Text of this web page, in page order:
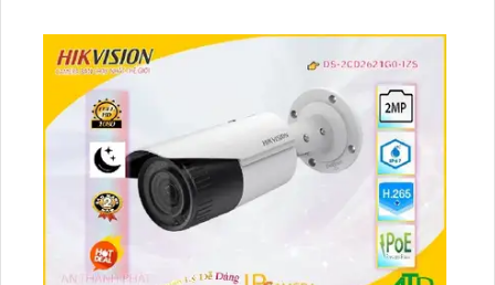
khoảng cách giám sát lên đến 20m. Được thiết kế
theo chuẩn chống bụi, camera này có thân kim loại
tinh tế. Ngoài ra, sản phẩm cũng hỗ trợ công nghệ
AHD CVI TVI BCS và có khả năng truyền hình ảnh và
âm thanh trên cáp đồng trục. Camera cũng có chức
năng thu âm, phù hợp để sử dụng trong nhiều mục
đích khác nhau.